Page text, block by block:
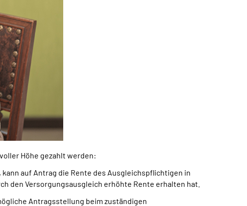
Höhe gezahlt werden:
auf Antrag die Rente des Ausgleichspflichtigen in
den Versorgungsausgleich erhöhte Rente erhalten hat.
Antragsstellung beim zuständigen